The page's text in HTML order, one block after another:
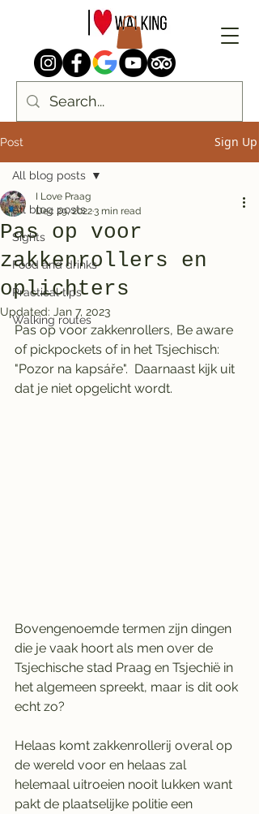
Post Sign Up
All blog posts
Sights
Food and drinks
Practical tips
Walking routes
All blog posts
Pas op voor
zakkenrollers en
oplichters
I Love Praag
Dec 29, 20223 min read
Updated: Jan 7, 2023
Pas op voor zakkenrollers, Be aware
of pickpockets of in het Tsjechisch:
"Pozor na kapsáře".  Daarnaast kijk uit
dat je niet opgelicht wordt.
Bovengenoemde termen zijn dingen
die je vaak hoort als men over de
Tsjechische stad Praag en Tsjechië in
het algemeen spreekt, maar is dit ook
echt zo?
Helaas komt zakkenrollerij overal op
de wereld voor en helaas zal
helemaal uitroeien nooit lukken want
pakt de plaatselijke politie een